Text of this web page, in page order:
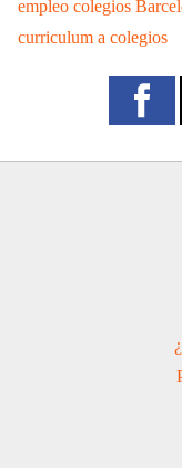
empleo colegios
curriculum a colegios